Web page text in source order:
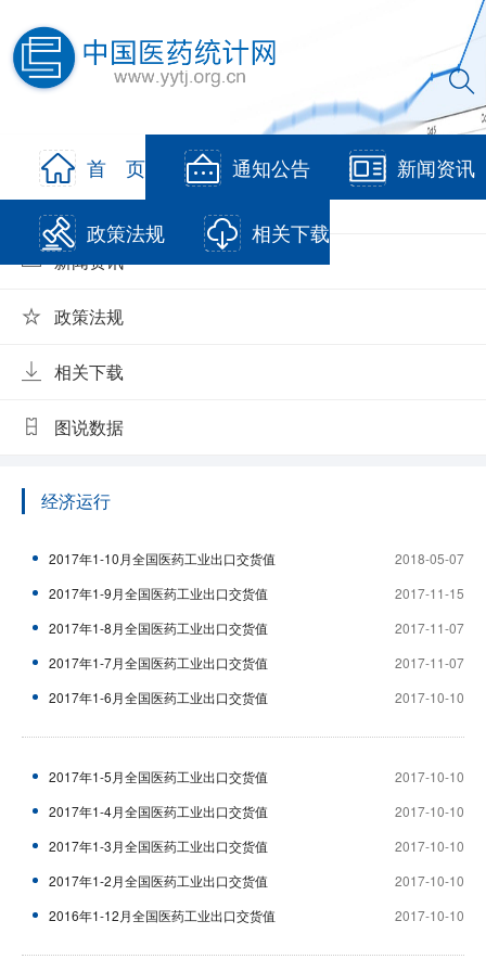
首 页 通知公告 新闻资讯
政策法规 相关下载
当前位置: 首页 经济运行
通知公告
新闻资讯
政策法规
相关下载
图说数据
经济运行
2017年1-10月全国医药工业出口交货值
2018-05-07
2017年1-9月全国医药工业出口交货值
2017-11-15
2017年1-8月全国医药工业出口交货值
2017-11-07
2017年1-7月全国医药工业出口交货值
2017-11-07
2017年1-6月全国医药工业出口交货值
2017-10-10
2017年1-5月全国医药工业出口交货值
2017-10-10
2017年1-4月全国医药工业出口交货值
2017-10-10
2017年1-3月全国医药工业出口交货值
2017-10-10
2017年1-2月全国医药工业出口交货值
2017-10-10
2016年1-12月全国医药工业出口交货值
2017-10-10